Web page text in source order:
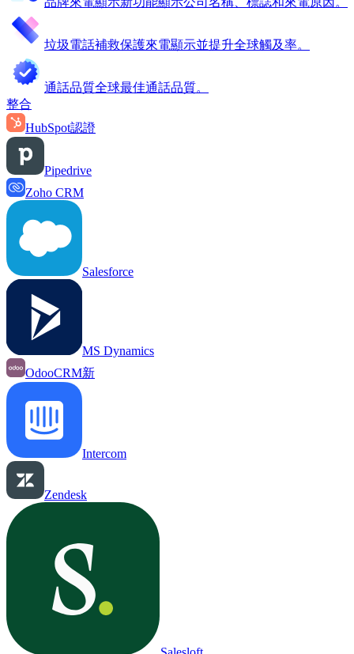
垃圾電話補救保護來電顯示並提升全球觸及率。
通話品質全球最佳通話品質。
整合
HubSpot認證
Pipedrive
Zoho CRM
Salesforce
MS Dynamics
OdooCRM新
Intercom
Zendesk